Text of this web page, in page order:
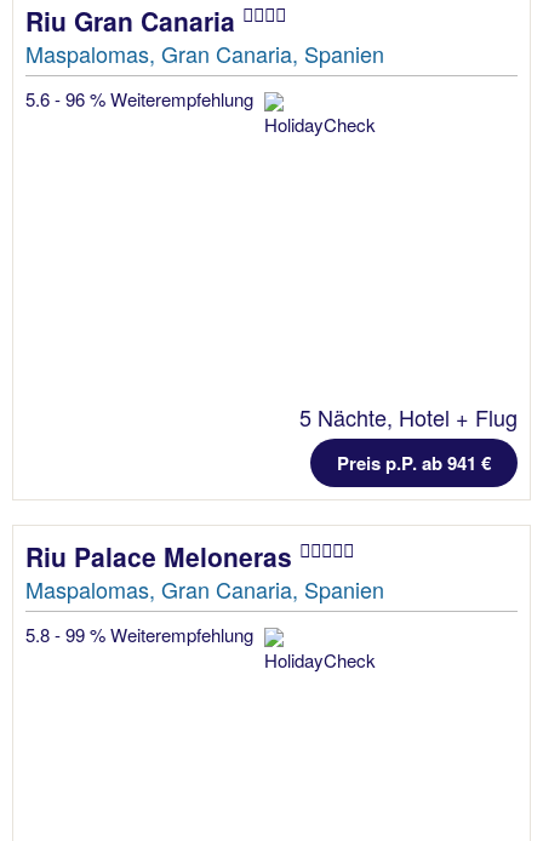
Riu Gran Canaria
Maspalomas, Gran Canaria, Spanien
5.6 - 96 % Weiterempfehlung
5 Nächte, Hotel + Flug
Preis p.P. ab 941 €
Riu Palace Meloneras
Maspalomas, Gran Canaria, Spanien
5.8 - 99 % Weiterempfehlung